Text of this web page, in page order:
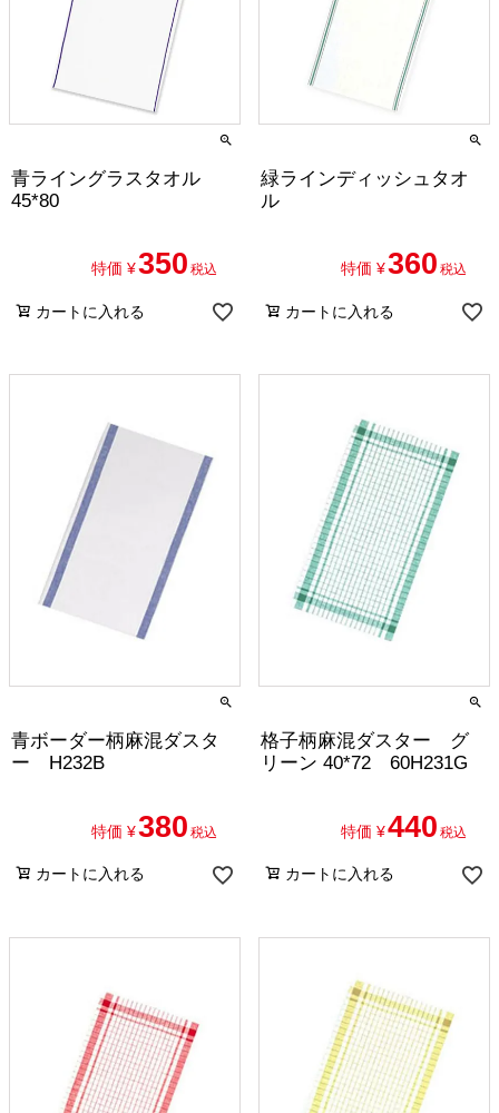
青ライングラスタオル
45*80
特価 ¥350 税込
カートに入れる
緑ラインディッシュタオ
ル
特価 ¥360 税込
カートに入れる
青ボーダー柄麻混ダスタ
ー H232B
特価 ¥380 税込
カートに入れる
格子柄麻混ダスター グ
リーン 40*72 60H231G
特価 ¥440 税込
カートに入れる